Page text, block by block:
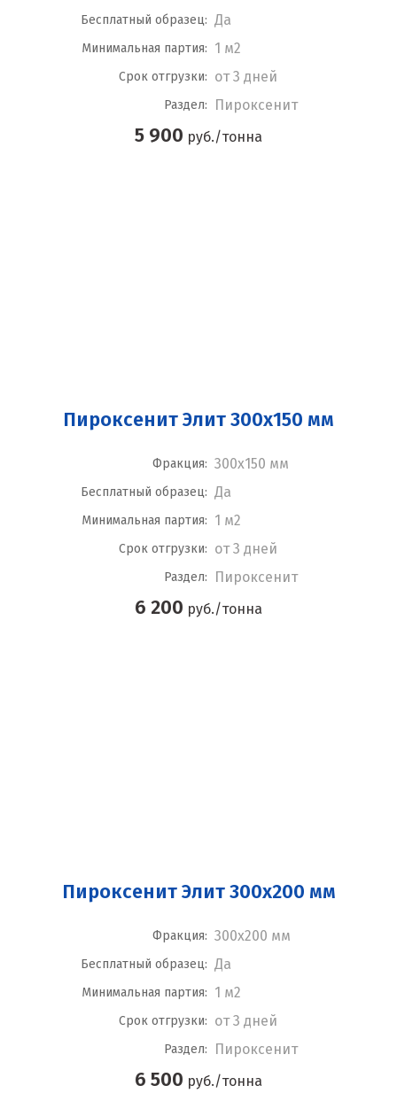
Бесплатный образец: Да
Минимальная партия: 1 м2
Срок отгрузки: от 3 дней
Раздел: Пироксенит
5 900 руб./тонна
Пироксенит Элит 300x150 мм
Фракция: 300x150 мм
Бесплатный образец: Да
Минимальная партия: 1 м2
Срок отгрузки: от 3 дней
Раздел: Пироксенит
6 200 руб./тонна
Пироксенит Элит 300x200 мм
Фракция: 300x200 мм
Бесплатный образец: Да
Минимальная партия: 1 м2
Срок отгрузки: от 3 дней
Раздел: Пироксенит
6 500 руб./тонна